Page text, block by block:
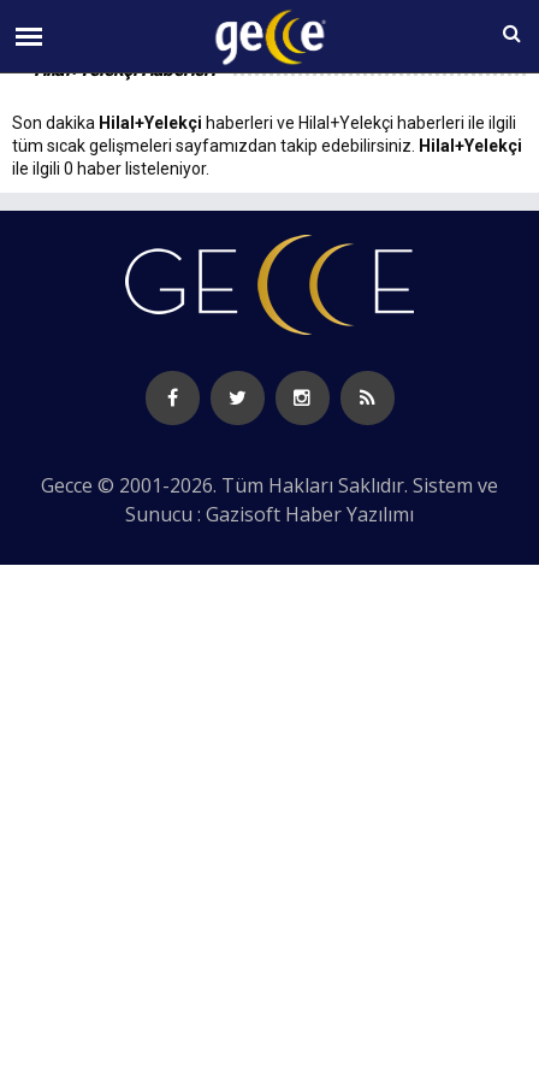
08 AĞUSTOS Cumartesi 15:04
Hilal+Yelekçi Haberleri
Son dakika Hilal+Yelekçi haberleri ve Hilal+Yelekçi haberleri ile ilgili
tüm sıcak gelişmeleri sayfamızdan takip edebilirsiniz.
Hilal+Yelekçi
ile ilgili 0 haber listeleniyor.
Gecce © 2001-2026. Tüm Hakları Saklıdır. Sistem ve
Sunucu : Gazisoft Haber Yazılımı